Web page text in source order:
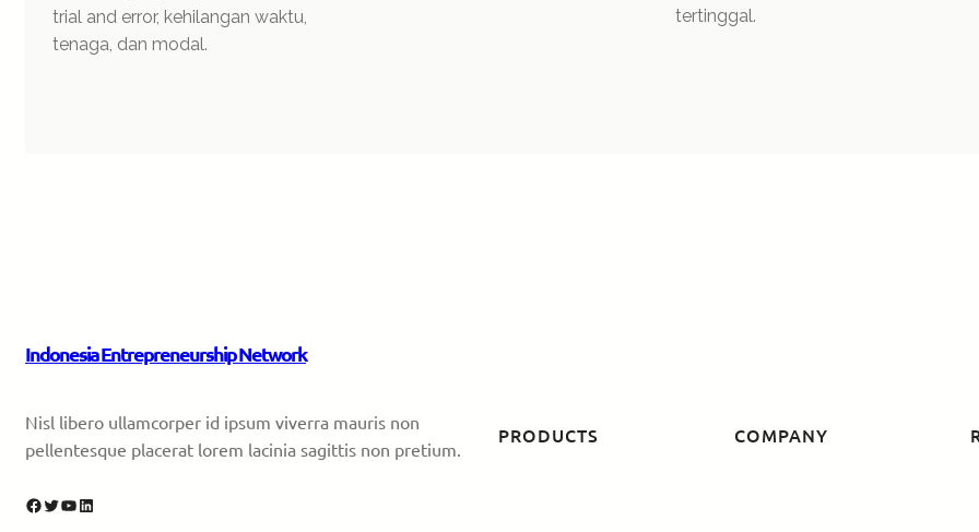
trial and error, kehilangan waktu,
tenaga, dan modal.
tertinggal.
Indonesia Entrepreneurship Network
Nisl libero ullamcorper id ipsum viverra mauris non
pellentesque placerat lorem lacinia sagittis non pretium.
PRODUCTS COMPANY